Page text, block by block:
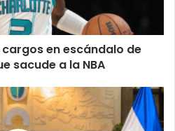
en escándalo de
sacude a la NBA